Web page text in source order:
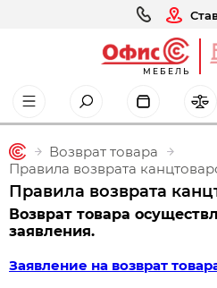
МЕБЕЛЬ
Возврат товара
Правила возврата
Правила возврата
Возврат товара
заявления.
Заявление на возврат